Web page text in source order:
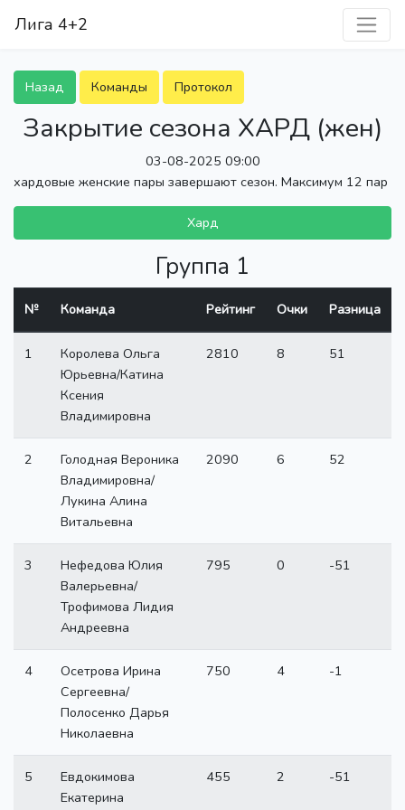
Лига 4+2
Назад Команды Протокол
Закрытие сезона ХАРД (жен)
03-08-2025 09:00
хардовые женские пары завершают сезон. Максимум 12 пар
Хард
Группа 1
№ Команда Рейтинг Очки Разница
1
Королева Ольга
Юрьевна/Катина
Ксения
Владимировна
2810 8 51
2
Голодная Вероника
Владимировна/
Лукина Алина
Витальевна
2090 6 52
3
Нефедова Юлия
Валерьевна/
Трофимова Лидия
Андреевна
795 0 -51
4
Осетрова Ирина
Сергеевна/
Полосенко Дарья
Николаевна
750 4 -1
5
Евдокимова
Екатерина
455 2 -51